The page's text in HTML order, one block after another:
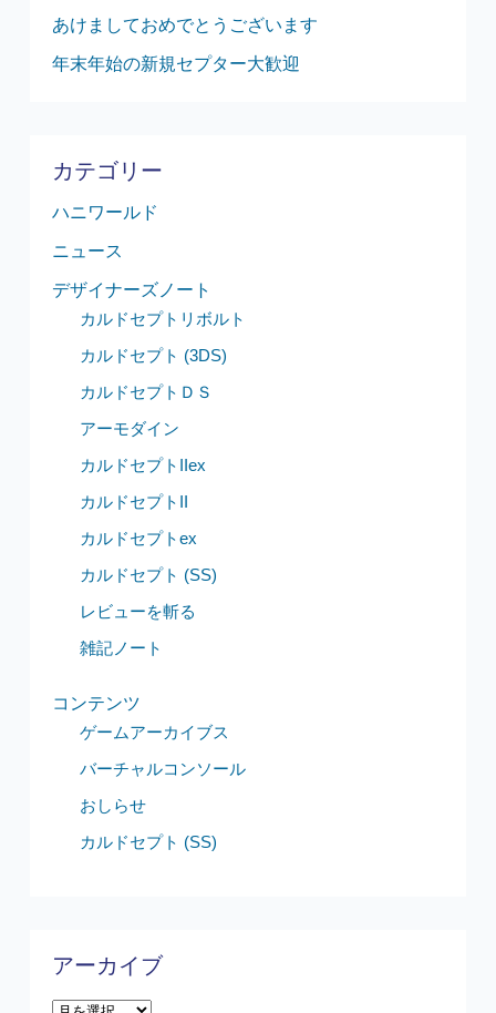
あけましておめでとうございます
年末年始の新規セプター大歓迎
カテゴリー
ハニワールド
ニュース
デザイナーズノート
カルドセプトリボルト
カルドセプト (3DS)
カルドセプトＤＳ
アーモダイン
カルドセプトIIex
カルドセプトII
カルドセプトex
カルドセプト (SS)
レビューを斬る
雑記ノート
コンテンツ
ゲームアーカイブス
バーチャルコンソール
おしらせ
カルドセプト (SS)
アーカイブ